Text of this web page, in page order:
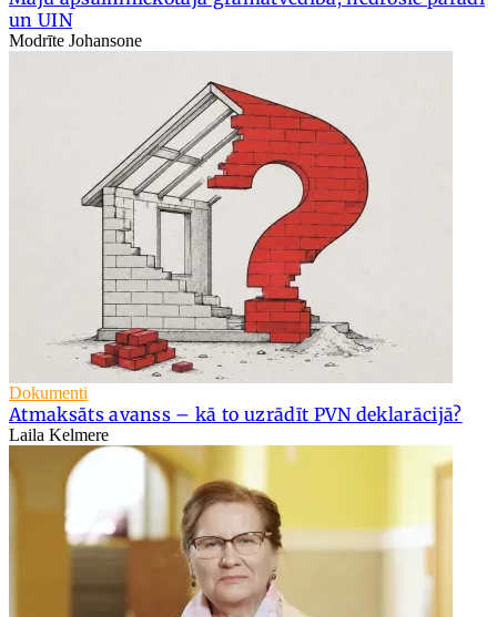
un UIN
Modrīte Johansone
Dokumenti
Atmaksāts avanss – kā to uzrādīt PVN deklarācijā?
Laila Kelmere